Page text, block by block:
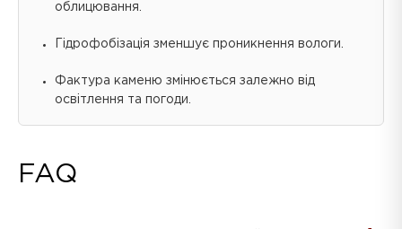
облицювання.
Гідрофобізація зменшує проникнення вологи.
Фактура каменю змінюється залежно від
освітлення та погоди.
FAQ